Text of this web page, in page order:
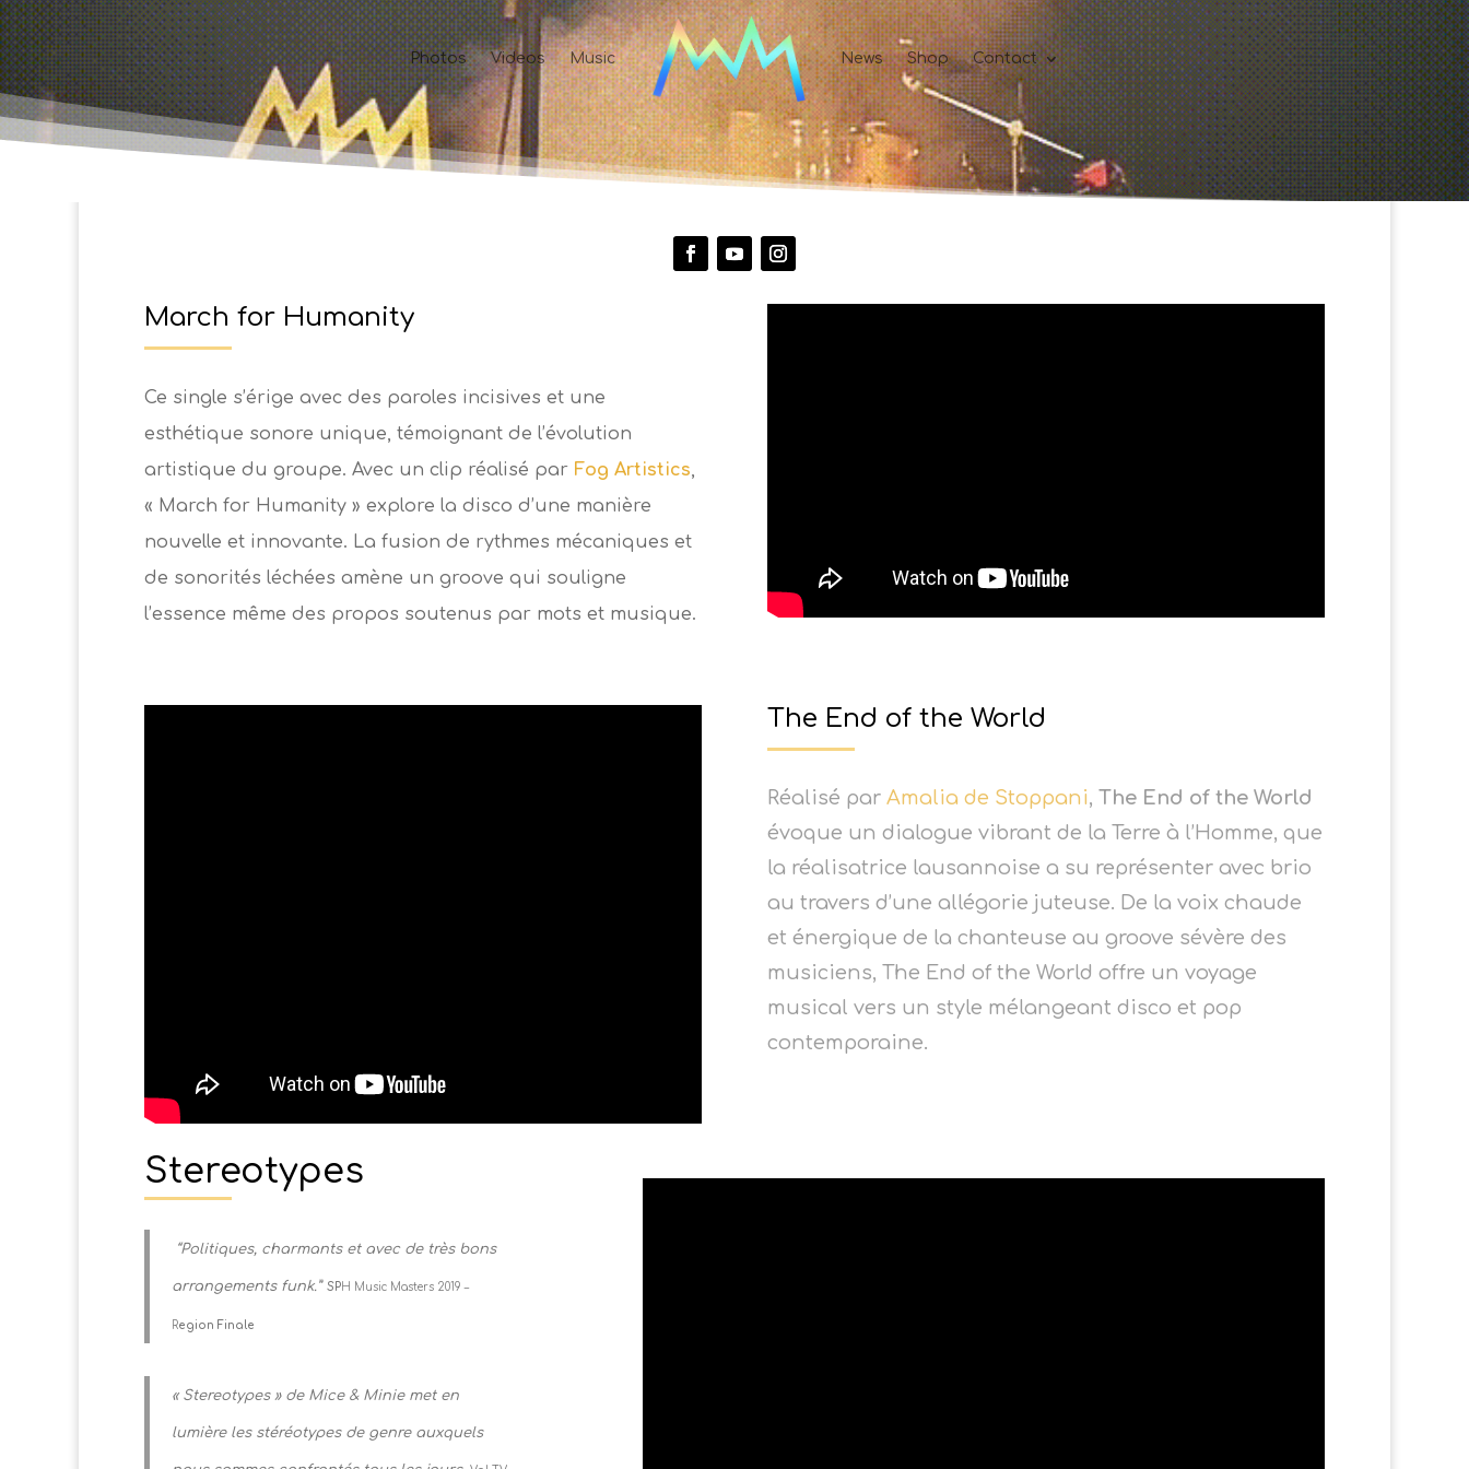
Photos Videos Music News Shop Contact
March for Humanity
Ce single s’érige avec des paroles incisives et une
esthétique sonore unique, témoignant de l’évolution
artistique du groupe. Avec un clip réalisé par Fog Artistics,
« March for Humanity » explore la disco d’une manière
nouvelle et innovante. La fusion de rythmes mécaniques et
de sonorités léchées amène un groove qui souligne
l’essence même des propos soutenus par mots et musique.
The End of the World
Réalisé par Amalia de Stoppani, The End of the World
évoque un dialogue vibrant de la Terre à l’Homme, que
la réalisatrice lausannoise a su représenter avec brio
au travers d’une allégorie juteuse. De la voix chaude
et énergique de la chanteuse au groove sévère des
musiciens, The End of the World offre un voyage
musical vers un style mélangeant disco et pop
contemporaine.
Stereotypes
“Politiques, charmants et avec de très bons
arrangements funk.” SPH Music Masters 2019 –
Region Finale
« Stereotypes » de Mice & Minie met en
lumière les stéréotypes de genre auxquels